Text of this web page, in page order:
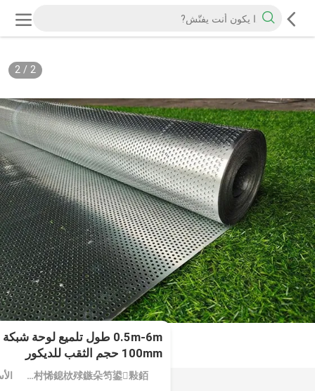
2
/
2
100mm حجم الثقب للديكور
MOQ：鎮ㄨ鎵剧殑璧勬簮宸茶鍒犻櫎銆佸凡鏇村悕鎴栨殏鏃朵笉鍙敤銆